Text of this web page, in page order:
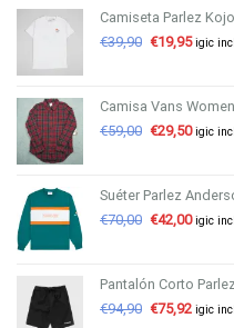
Camiseta Parlez
€39,90 €19,95 igic
Camisa Vans
€59,00 €29,50 igic
Suéter Parlez
€70,00 €42,00 igic
Pantalón Corto
€94,90 €75,92 igic